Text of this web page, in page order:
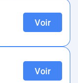
Voir
Voir